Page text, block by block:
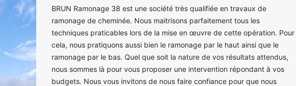
BRUN Ramonage 38 est une société très qualifiée en travaux de
ramonage de cheminée. Nous maitrisons parfaitement tous les
techniques praticables lors de la mise en œuvre de cette opération. Pour
cela, nous pratiquons aussi bien le ramonage par le haut ainsi que le
ramonage par le bas. Quel que soit la nature de vos résultats attendus,
nous sommes là pour vous proposer une intervention répondant à vos
budgets. Nous vous invitons de nous faire confiance pour que nous